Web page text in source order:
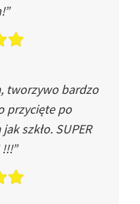
tworzywo bardzo
przycięte po
szkło. SUPER